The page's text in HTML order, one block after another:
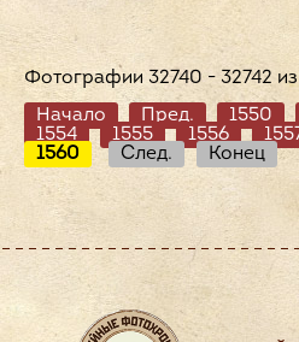
Фотографии 32740 - 32742 из
Начало
Пред. 1550
1554
1555 1556
1560
След. Конец